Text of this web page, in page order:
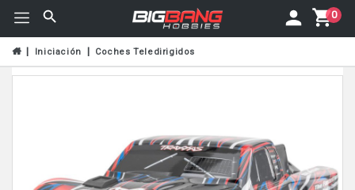
0
Iniciación Coches Teledirigidos